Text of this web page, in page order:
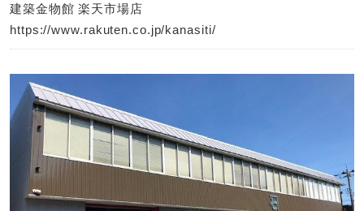
建築金物館 楽天市場店
https://www.rakuten.co.jp/kanasiti/